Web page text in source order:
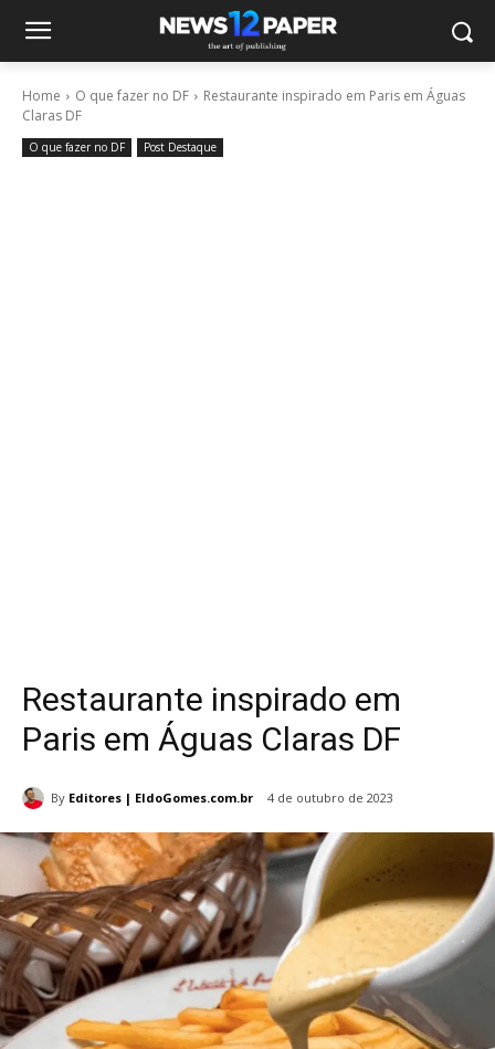
Home O que fazer no DF
Restaurante inspirado em Paris em Águas
Claras DF
O que fazer no DF Post Destaque
Restaurante inspirado em
Paris em Águas Claras DF
By Editores | EldoGomes.com.br 4 de outubro de 2023